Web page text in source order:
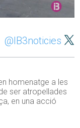
@IB3noticies
homenatge a les
ser atropellades
en una acció